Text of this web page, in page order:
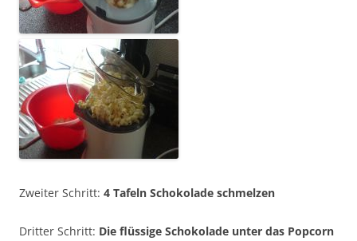
Zweiter Schritt: 4 Tafeln Schokolade schmelzen
Dritter Schritt: Die flüssige Schokolade unter das Popcorn